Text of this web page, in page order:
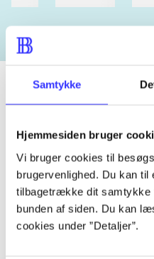
Samtykke
Hjemmesiden bruger
Vi bruger cookies til
brugervenlighed. Du kan
tilbagetrække dit samtykke
bunden af siden. Du kan
cookies under ”Detaljer”.
Tidsskrift
Artiklen er en del af
lorem ipsum
Tidsskrift
Artiklerne i handler ofte om